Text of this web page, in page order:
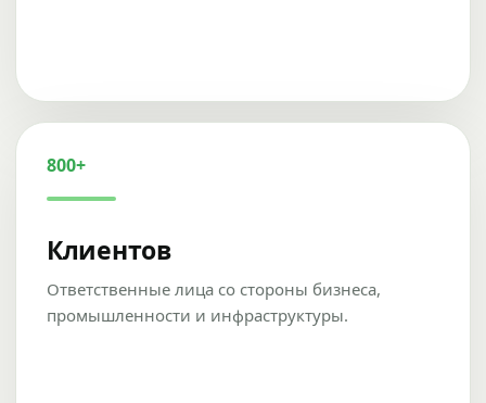
800+
Клиентов
Ответственные лица со стороны бизнеса,
промышленности и инфраструктуры.